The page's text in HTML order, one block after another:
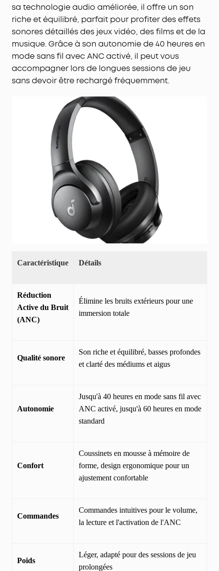
sa technologie audio améliorée, il offre un son
riche et équilibré, parfait pour profiter des effets
sonores détaillés des jeux vidéo, des films et de la
musique. Grâce à son autonomie de 40 heures en
mode sans fil avec ANC activé, il peut vous
accompagner lors de longues sessions de jeu
sans devoir être rechargé fréquemment.
Caractéristique Détails
Réduction
Active du Bruit
(ANC)
Élimine les bruits extérieurs pour une
immersion totale
Qualité sonore
Son riche et équilibré, basses profondes
et clarté des médiums et aigus
Autonomie
Jusqu'à 40 heures en mode sans fil avec
ANC activé, jusqu'à 60 heures en mode
standard
Confort
Coussinets en mousse à mémoire de
forme, design ergonomique pour un
ajustement confortable
Commandes
Commandes intuitives pour le volume,
la lecture et l'activation de l'ANC
Poids
Léger, adapté pour des sessions de jeu
prolongées